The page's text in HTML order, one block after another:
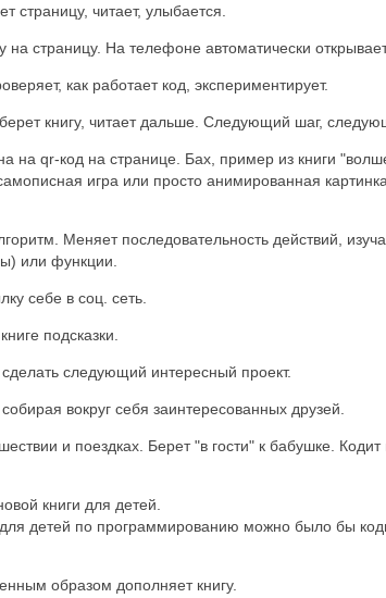
страницу, читает, улыбается.
страницу. На телефоне автоматически
как работает код, экспериментирует.
книгу, читает дальше. Следующий шаг,
на qr-код на странице. Бах, пример из книги
игра или просто анимированная
Меняет последовательность действий,
или функции.
себе в соц. сеть.
подсказки.
следующий интересный проект.
вокруг себя заинтересованных друзей.
и поездках. Берет "в гости" к бабушке. Кодит
книги для детей.
детей по программированию можно было бы
образом дополняет книгу.